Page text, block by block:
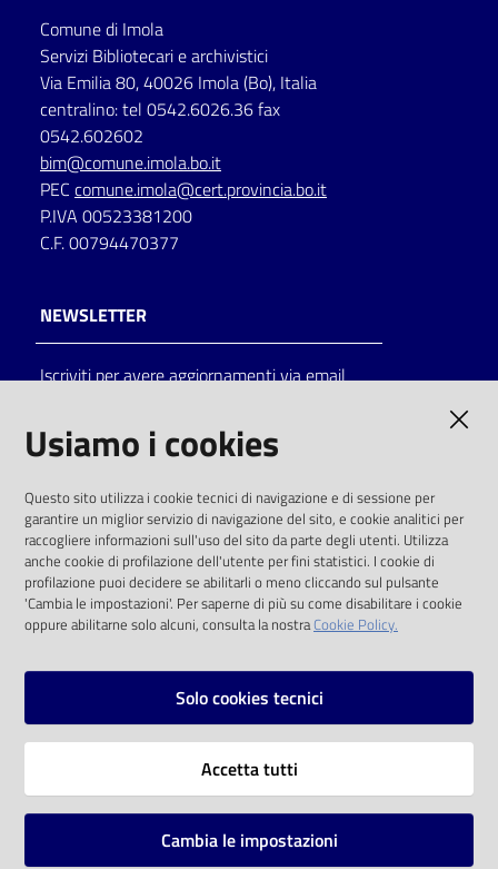
Seguici
su
on line
Eventi
Chiedi al
bibliotecario
Avvisi
Comune di Imola
Servizi Bibliotecari e archivistici
Via Emilia 80, 40026 Imola (Bo), Italia
centralino: tel 0542.6026.36 fax
0542.602602
bim@comune.imola.bo.it
PEC comune.imola@cert.provincia.bo.it
P.IVA 00523381200
C.F. 00794470377
NEWSLETTER
Iscriviti per avere aggiornamenti via email
solo alle condizioni previste dalla direttiva
comunitaria 2003/98/CE e dal d.lgs. 36/2006
SOCIAL
Instagram
Vai alla pagina
Usiamo i cookies
Questo sito utilizza i cookie tecnici di navigazione e di sessione per
garantire un miglior servizio di navigazione del sito, e cookie analitici per
raccogliere informazioni sull'uso del sito da parte degli utenti. Utilizza
anche cookie di profilazione dell'utente per fini statistici. I cookie di
profilazione puoi decidere se abilitarli o meno cliccando sul pulsante
'Cambia le impostazioni'. Per saperne di più su come disabilitare i cookie
oppure abilitarne solo alcuni, consulta la nostraCookie Policy.
Solo cookies tecnici
Accetta tutti
Cambia le impostazioni